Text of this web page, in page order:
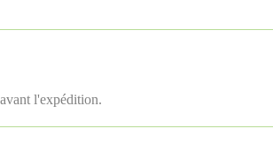
l'expédition.